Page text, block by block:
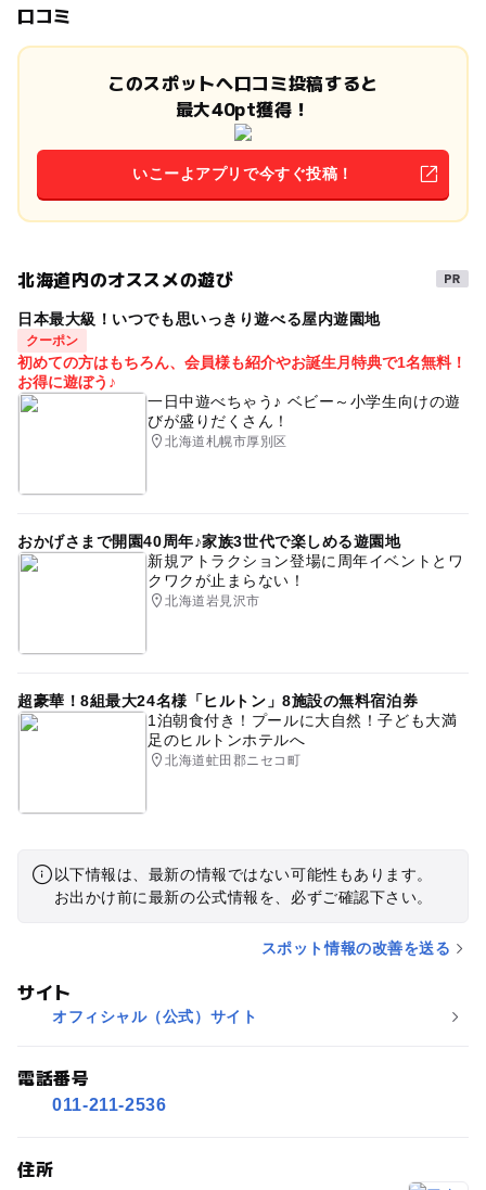
口コミ
このスポットへ口コミ投稿すると
最大40pt獲得！
いこーよアプリで今すぐ投稿！
北海道内のオススメの遊び
日本最大級！いつでも思いっきり遊べる屋内遊園地
クーポン
初めての方はもちろん、会員様も紹介やお誕生月特典で1名無料！
お得に遊ぼう♪
一日中遊べちゃう♪ ベビー～小学生向けの遊
びが盛りだくさん！
北海道札幌市厚別区
おかげさまで開園40周年♪家族3世代で楽しめる遊園地
新規アトラクション登場に周年イベントとワ
クワクが止まらない！
北海道岩見沢市
超豪華！8組最大24名様「ヒルトン」8施設の無料宿泊券
1泊朝食付き！プールに大自然！子ども大満
足のヒルトンホテルへ
北海道虻田郡ニセコ町
以下情報は、最新の情報ではない可能性もあります。
お出かけ前に最新の公式情報を、必ずご確認下さい。
スポット情報の改善を送る
サイト
オフィシャル（公式）サイト
電話番号
011-211-2536
住所